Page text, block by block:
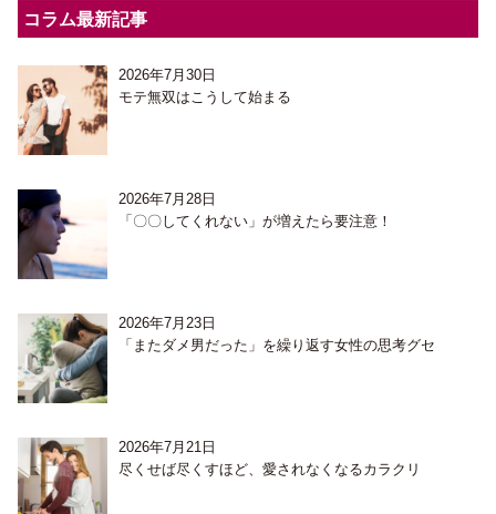
コラム最新記事
2026年7月30日
モテ無双はこうして始まる
2026年7月28日
「〇〇してくれない」が増えたら要注意！
2026年7月23日
「またダメ男だった」を繰り返す女性の思考グセ
2026年7月21日
尽くせば尽くすほど、愛されなくなるカラクリ